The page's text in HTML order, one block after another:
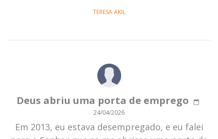
TERESA AKIL
Deus abriu uma porta de emprego
24/04/2026
Em 2013, eu estava desempregado, e eu falei